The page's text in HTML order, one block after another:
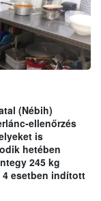
(Nébih)
ellenőrzés
is
hetében
245 kg
esetben indított